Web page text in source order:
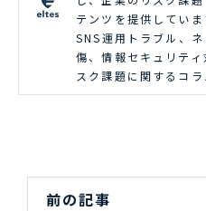
テンツを提供してい
SNS運用トラブル、
傷、情報セキュリテ
スク課題に関するコラ
前の記事